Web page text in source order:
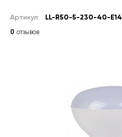
Артикул: LL-R50-5-230-40-E14